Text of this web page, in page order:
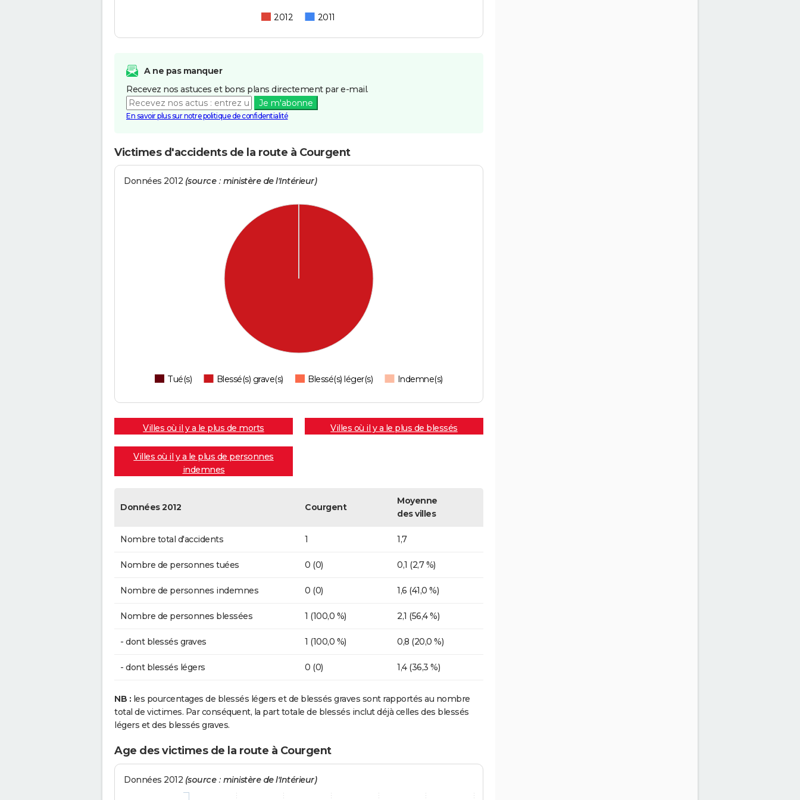
2012 2011
A ne pas manquer
Recevez nos astuces et bons plans directement par e-mail.
Je m'abonne
En savoir plus sur notre politique de confidentialité
Victimes d'accidents de la route à Courgent
Données 2012 (source : ministère de l'Intérieur)
Tué(s) Blessé(s) grave(s) Blessé(s) léger(s) Indemne(s)
Villes où il y a le plus de morts Villes où il y a le plus de blessés
Villes où il y a le plus de personnes
indemnes
Données 2012 Courgent
Moyenne
des villes
Nombre total d'accidents 1 1,7
Nombre de personnes tuées 0 (0) 0,1 (2,7 %)
Nombre de personnes indemnes 0 (0) 1,6 (41,0 %)
Nombre de personnes blessées 1 (100,0 %) 2,1 (56,4 %)
- dont blessés graves 1 (100,0 %) 0,8 (20,0 %)
- dont blessés légers 0 (0) 1,4 (36,3 %)
NB : les pourcentages de blessés légers et de blessés graves sont rapportés au nombre
total de victimes. Par conséquent, la part totale de blessés inclut déjà celles des blessés
légers et des blessés graves.
Age des victimes de la route à Courgent
Données 2012 (source : ministère de l'Intérieur)